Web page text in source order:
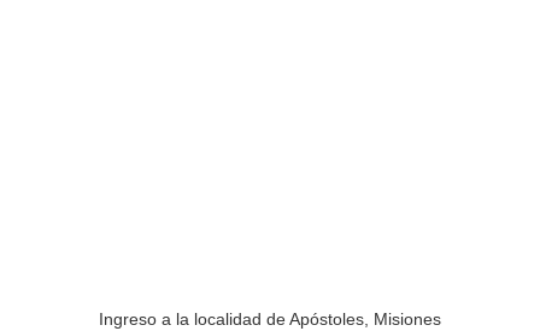
Ingreso a la localidad de Apóstoles, Misiones